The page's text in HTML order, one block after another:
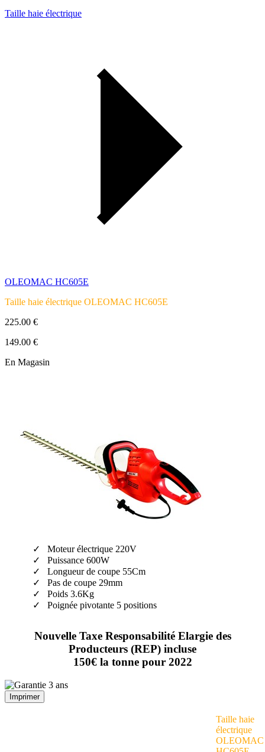
Taille haie électrique
OLEOMAC HC605E
Taille haie électrique OLEOMAC HC605E
225.00 €
149.00 €
En Magasin
Moteur électrique 220V
Puissance 600W
Longueur de coupe 55Cm
Pas de coupe 29mm
Poids 3.6Kg
Poignée pivotante 5 positions
Nouvelle Taxe Responsabilité Elargie des
Producteurs (REP) incluse
150€ la tonne pour 2022
Imprimer
Taille haie
électrique
OLEOMAC